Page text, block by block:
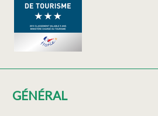
GÉNÉRAL